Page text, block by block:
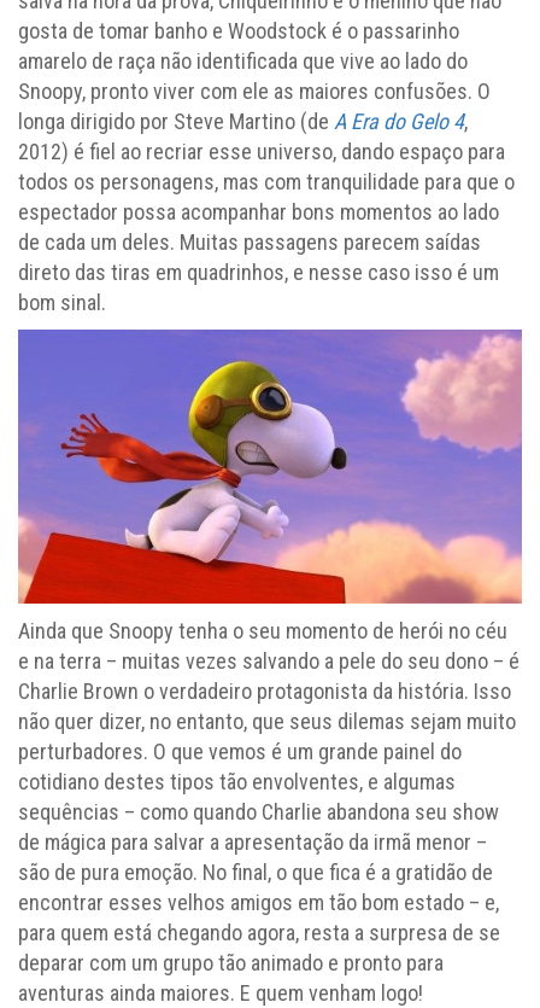
gosta de tomar banho e Woodstock é o passarinho
amarelo de raça não identificada que vive ao lado do
Snoopy, pronto viver com ele as maiores confusões. O
longa dirigido por Steve Martino (de A Era do Gelo 4,
2012) é fiel ao recriar esse universo, dando espaço para
todos os personagens, mas com tranquilidade para que o
espectador possa acompanhar bons momentos ao lado
de cada um deles. Muitas passagens parecem saídas
direto das tiras em quadrinhos, e nesse caso isso é um
bom sinal.
Ainda que Snoopy tenha o seu momento de herói no céu
e na terra – muitas vezes salvando a pele do seu dono – é
Charlie Brown o verdadeiro protagonista da história. Isso
não quer dizer, no entanto, que seus dilemas sejam muito
perturbadores. O que vemos é um grande painel do
cotidiano destes tipos tão envolventes, e algumas
sequências – como quando Charlie abandona seu show
de mágica para salvar a apresentação da irmã menor –
são de pura emoção. No final, o que fica é a gratidão de
encontrar esses velhos amigos em tão bom estado – e,
para quem está chegando agora, resta a surpresa de se
deparar com um grupo tão animado e pronto para
aventuras ainda maiores. E quem venham logo!